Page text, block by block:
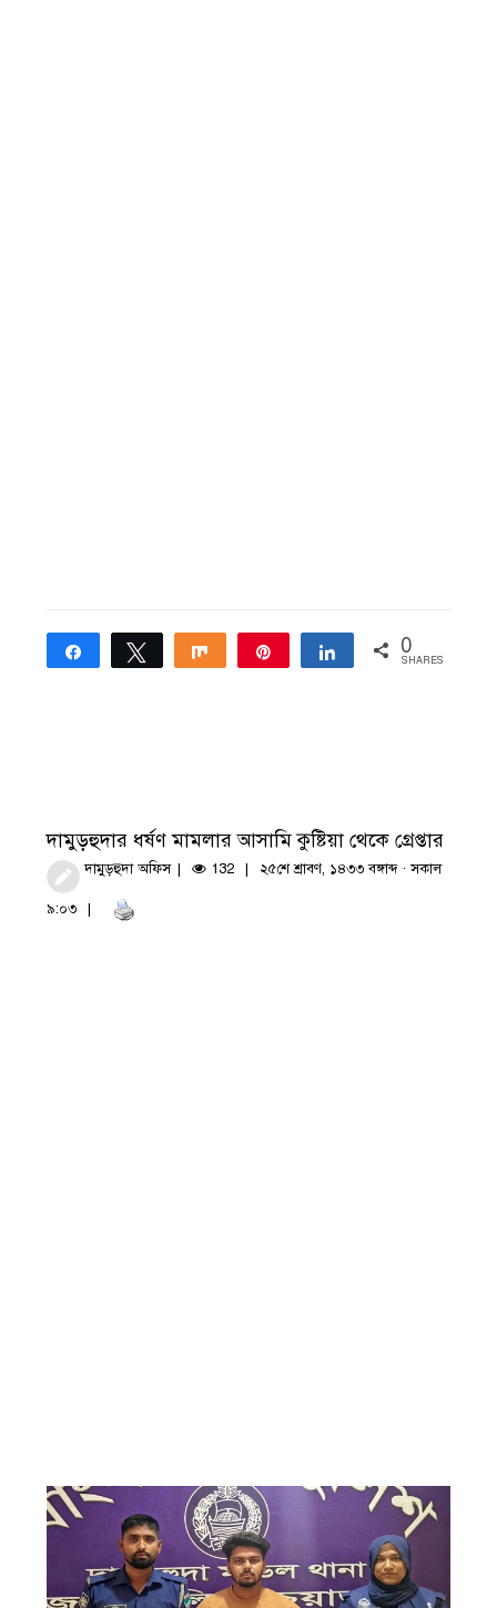
Share Tweet Share Share 0
SHARES
দামুড়হুদার ধর্ষণ মামলার আসামি কুষ্টিয়া থেকে গ্রেপ্তার
দামুড়হুদা অফিস 132 ২৫শে শ্রাবণ, ১৪৩৩ বঙ্গাব্দ · সকাল
৯:০৩